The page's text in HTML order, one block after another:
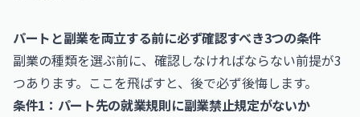
パートと副業を両立する前に必ず確認すべき3つの条件
副業の種類を選ぶ前に、確認しなければならない前提が3
つあります。ここを飛ばすと、後で必ず後悔します。
条件1：パート先の就業規則に副業禁止規定がないか